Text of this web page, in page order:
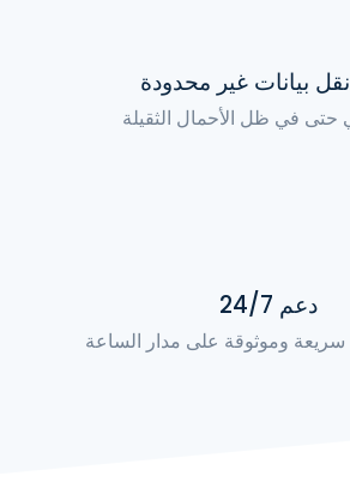
بيانات غير محدودة
حتى في ظل الأحمال الثقيلة
دعم 24/7
وموثوقة على مدار الساعة